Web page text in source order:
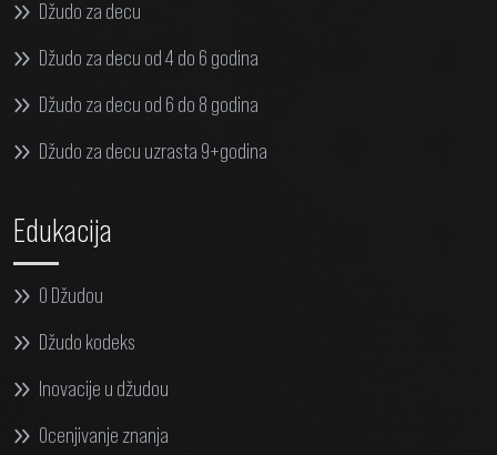
Džudo za decu
Džudo za decu od 4 do 6 godina
Džudo za decu od 6 do 8 godina
Džudo za decu uzrasta 9+godina
Edukacija
O Džudou
Džudo kodeks
Inovacije u džudou
Ocenjivanje znanja